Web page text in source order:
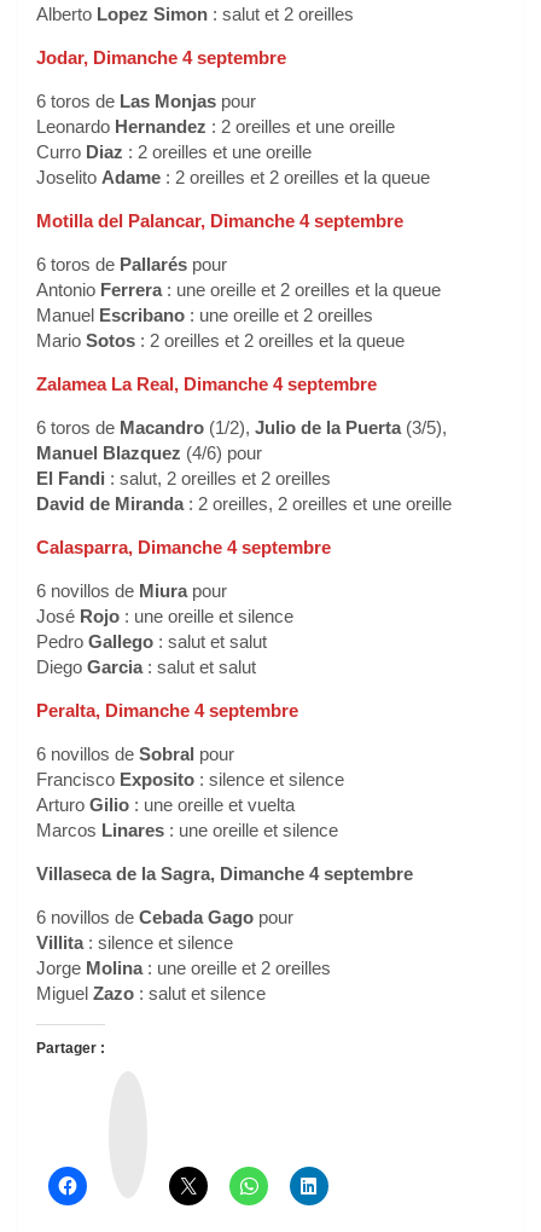
Alberto Lopez Simon : salut et 2 oreilles
Jodar, Dimanche 4 septembre
6 toros de Las Monjas pour
Leonardo Hernandez : 2 oreilles et une oreille
Curro Diaz : 2 oreilles et une oreille
Joselito Adame : 2 oreilles et 2 oreilles et la queue
Motilla del Palancar, Dimanche 4 septembre
6 toros de Pallarés pour
Antonio Ferrera: une oreille et 2 oreilles et la queue
Manuel Escribano : une oreille et 2 oreilles
Mario Sotos : 2 oreilles et 2 oreilles et la queue
Zalamea La Real, Dimanche 4 septembre
6 toros de Macandro (1/2), Julio de la Puerta(3/5),
Manuel Blazquez (4/6) pour
El Fandi : salut, 2 oreilles et 2 oreilles
David de Miranda: 2 oreilles, 2 oreilles et une oreille
Calasparra, Dimanche 4 septembre
6 novillos de Miura pour
José Rojo : une oreille et silence
Pedro Gallego : salut et salut
Diego Garcia: salut et salut
Peralta, Dimanche 4 septembre
6 novillos de Sobral pour
Francisco Exposito : silence et silence
Arturo Gilio : une oreille et vuelta
Marcos Linares : une oreille et silence
Villaseca de la Sagra, Dimanche 4 septembre
6 novillos de Cebada Gago pour
Villita: silence et silence
Jorge Molina: une oreille et 2 oreilles
Miguel Zazo : salut et silence
Partager :